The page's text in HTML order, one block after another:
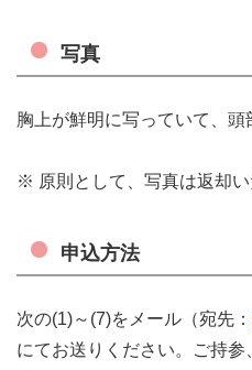
写真
胸上が鮮明に写っていて、頭
※ 原則として、写真は返却い
申込方法
次の(1)～(7)をメール（宛先：
にてお送りください。ご持参